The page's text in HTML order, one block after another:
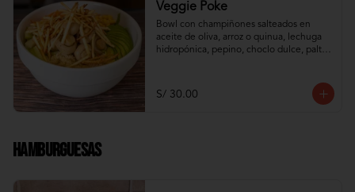
Veggie Poke
Bowl con champiñones salteados en
aceite de oliva, arroz o quinua, lechuga
hidropónica, pepino, choclo dulce, palta,
S/ 30.00
Hamburguesas